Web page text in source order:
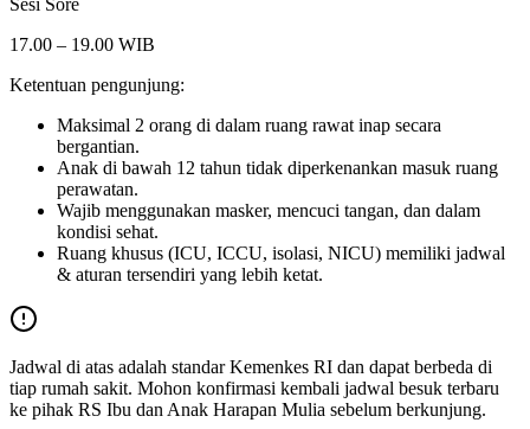
Sesi Sore
17.00 – 19.00 WIB
Ketentuan pengunjung:
Maksimal 2 orang di dalam ruang rawat inap secara
bergantian.
Anak di bawah 12 tahun tidak diperkenankan masuk ruang
perawatan.
Wajib menggunakan masker, mencuci tangan, dan dalam
kondisi sehat.
Ruang khusus (ICU, ICCU, isolasi, NICU) memiliki jadwal
& aturan tersendiri yang lebih ketat.
Jadwal di atas adalah standar Kemenkes RI dan dapat berbeda di
tiap rumah sakit. Mohon konfirmasi kembali jadwal besuk terbaru
ke pihak RS Ibu dan Anak Harapan Mulia sebelum berkunjung.